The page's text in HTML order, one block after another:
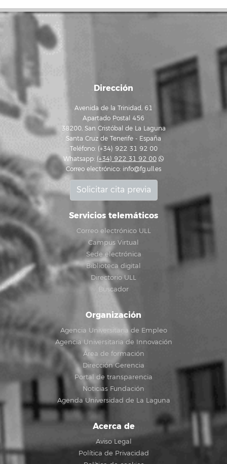
Dirección
Avenida de la Trinidad, 61
Apartado Postal 456
38200, San Cristóbal de La Laguna
Santa Cruz de Tenerife - España
Teléfono: (+34) 922 31 92 00
Whatsapp: (+34) 922 31 92 00
Correo electrónico: info@fg.ull.es
Solicitar cita previa
Servicios telemáticos
Correo electrónico ULL
Campus Virtual
Sede electrónica
Biblioteca digital
Directorio ULL
Buscador
Organización
Agencia Universitaria de Empleo
Agencia Universitaria de Innovación
Área de formación
Dirección Gerencia
Portal de transparencia
Noticias Fundación
Agenda Universidad de La Laguna
Acerca de
Aviso Legal
Política de Privacidad